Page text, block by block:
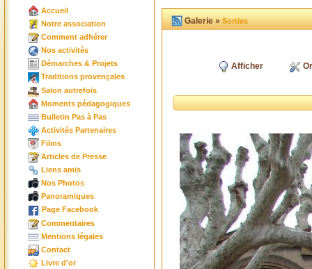
Accueil
Notre association
Comment adhérer
Nos activités
Démarches & Projets
Traditions provençales
Salon autrefois
Moments pédagogiques
Bulletin Pas à Pas
Activités Partenaires
Films
Articles de Presse
Liens amis
Nos Photos
Panoramiques
Page Facebook
Commentaires
Mentions légales
Contact
Livre d'or
Galerie »Sorties
Afficher